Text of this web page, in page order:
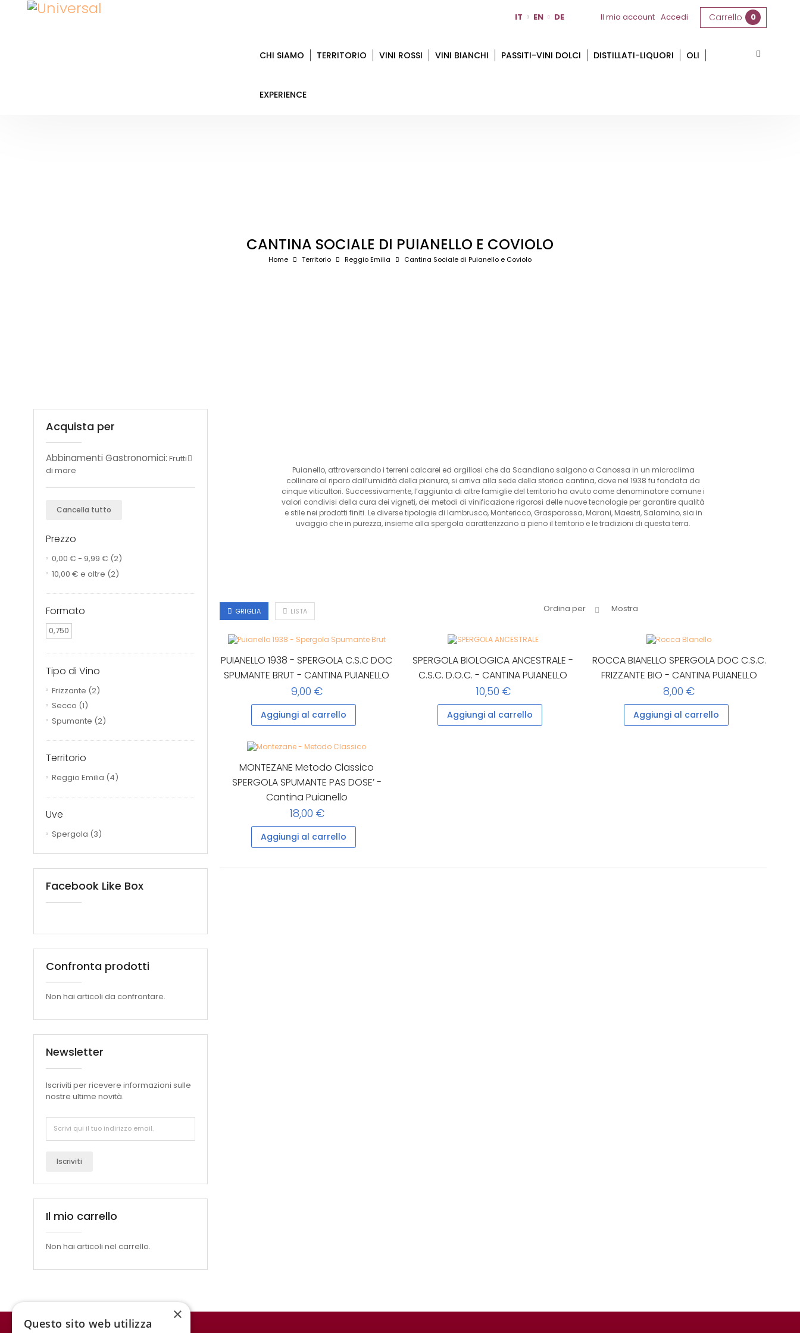
Il mio account Accedi Carrello 0
IT EN DE
CHI SIAMO TERRITORIO VINI ROSSI VINI BIANCHI PASSITI-VINI DOLCI DISTILLATI-LIQUORI OLI
EXPERIENCE
CANTINA SOCIALE DI PUIANELLO E COVIOLO
Home Territorio Reggio Emilia Cantina Sociale di Puianello e Coviolo
Puianello, attraversando i terreni calcarei ed argillosi che da Scandiano salgono a Canossa in un microclima
collinare al riparo dall’umidità della pianura, si arriva alla sede della storica cantina, dove nel 1938 fu fondata da
cinque viticultori. Successivamente, l’aggiunta di altre famiglie del territorio ha avuto come denominatore comune i
valori condivisi della cura dei vigneti, dei metodi di vinificazione rigorosi delle nuove tecnologie per garantire qualità
e stile nei prodotti finiti. Le diverse tipologie di lambrusco, Montericco, Grasparossa, Marani, Maestri, Salamino, sia in
uvaggio che in purezza, insieme alla spergola caratterizzano a pieno il territorio e le tradizioni di questa terra.
GRIGLIA LISTA Mostra
Ordina per
PUIANELLO 1938 - SPERGOLA C.S.C DOC
SPUMANTE BRUT - CANTINA PUIANELLO
9,00 €
Aggiungi al carrello
SPERGOLA BIOLOGICA ANCESTRALE -
C.S.C. D.O.C. - CANTINA PUIANELLO
10,50 €
Aggiungi al carrello
ROCCA BIANELLO SPERGOLA DOC C.S.C.
FRIZZANTE BIO - CANTINA PUIANELLO
8,00 €
Aggiungi al carrello
MONTEZANE Metodo Classico
SPERGOLA SPUMANTE PAS DOSE’ -
Cantina Puianello
18,00 €
Aggiungi al carrello
Acquista per
Abbinamenti Gastronomici: Frutti
di mare
Cancella tutto
Prezzo
0,00 € - 9,99 € (2)
10,00 € e oltre (2)
Formato
0,750
Tipo di Vino
Frizzante (2)
Secco (1)
Spumante (2)
Territorio
Reggio Emilia (4)
Uve
Spergola (3)
Facebook Like Box
Confronta prodotti
Non hai articoli da confrontare.
Newsletter
Iscriviti per ricevere informazioni sulle
nostre ultime novità.
Iscriviti
Il mio carrello
Non hai articoli nel carrello.
×
Questo sito web utilizza